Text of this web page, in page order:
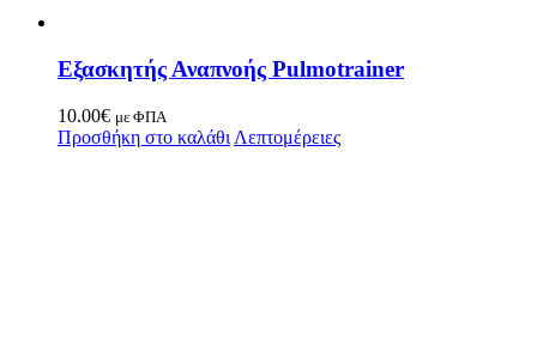
Εξασκητής Αναπνοής Pulmotrainer
10.00€ με ΦΠΑ
Προσθήκη στο καλάθι Λεπτομέρειες